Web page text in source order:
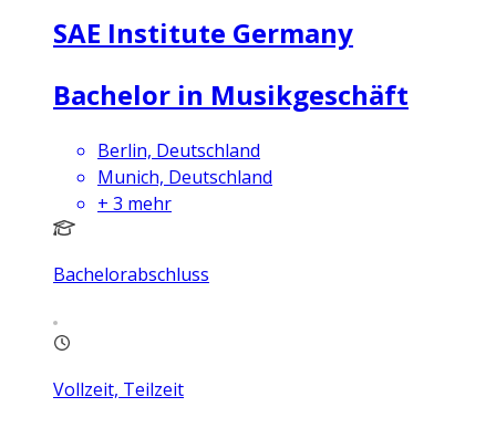
SAE Institute Germany
Bachelor in Musikgeschäft
Berlin, Deutschland
Munich, Deutschland
+ 3 mehr
Bachelorabschluss
Vollzeit, Teilzeit